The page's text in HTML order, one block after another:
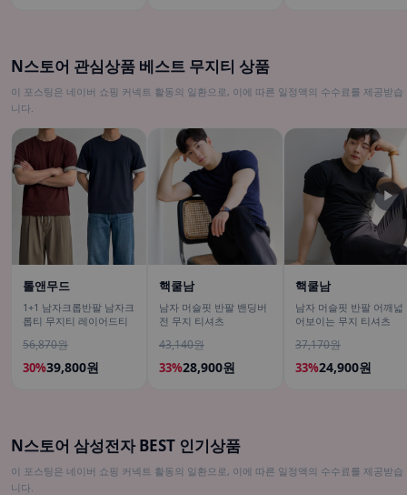
N스토어 관심상품 베스트 무지티 상품
이 포스팅은 네이버 쇼핑 커넥트 활동의 일환으로, 이에 따른 일정액의 수수료를 제공받습
니다.
톨앤무드
1+1 남자크롭반팔 남자크
롭티 무지티 레이어드티
56,870원
30%39,800원
핵쿨남
남자 머슬핏 반팔 밴딩버
전 무지 티셔츠
43,140원
33%28,900원
핵쿨남
남자 머슬핏 반팔 어깨넓
어보이는 무지 티셔츠
37,170원
33%24,900원
▶
N스토어 삼성전자 BEST 인기상품
이 포스팅은 네이버 쇼핑 커넥트 활동의 일환으로, 이에 따른 일정액의 수수료를 제공받습
니다.